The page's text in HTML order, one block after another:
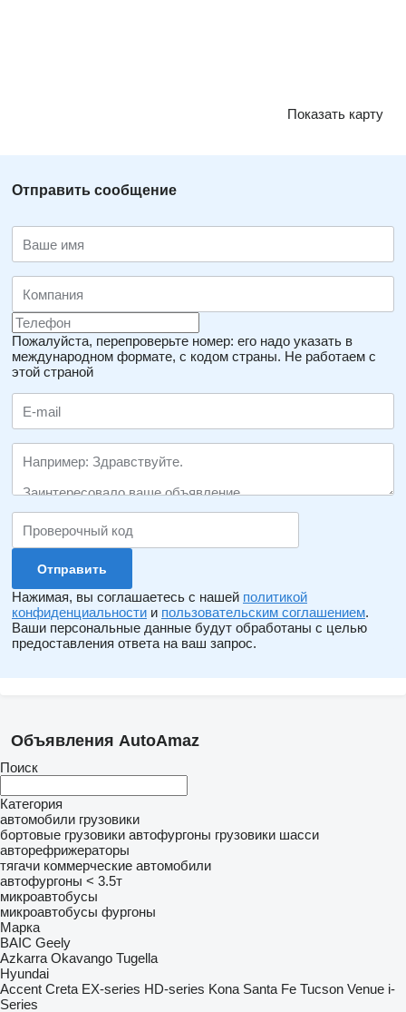
Показать карту
Отправить сообщение
Пожалуйста, перепроверьте номер: его надо указать в
международном формате, с кодом страны. Не работаем с
этой страной
Нажимая, вы соглашаетесь с нашей политикой
конфиденциальности и пользовательским соглашением.
Ваши персональные данные будут обработаны с целью
предоставления ответа на ваш запрос.
Объявления AutoAmaz
Поиск
Категория
автомобили грузовики
бортовые грузовики автофургоны грузовики шасси
авторефрижераторы
тягачи коммерческие автомобили
автофургоны < 3.5т
микроавтобусы
микроавтобусы фургоны
Марка
BAIC Geely
Azkarra Okavango Tugella
Hyundai
Accent Creta EX-series HD-series Kona Santa Fe Tucson Venue i-
Series